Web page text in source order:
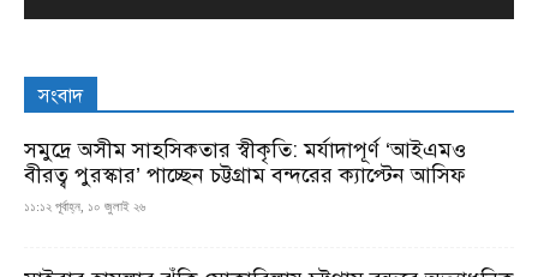
সংবাদ
সমুদ্রে অসীম সাহসিকতার স্বীকৃতি: মর্যাদাপূর্ণ ‘আইএমও
বীরত্ব পুরস্কার’ পাচ্ছেন চট্টগ্রাম বন্দরের ক্যাপ্টেন আসিফ
১১:১২ পূর্বাহ্ন, ১০ জুলাই ২৬